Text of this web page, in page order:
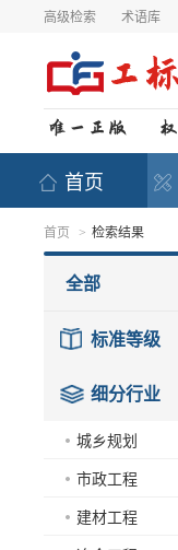
高级检索 术语库
首页
首页 > 检索结果
全部
标准等级
细分行业
城乡规划
市政工程
建材工程